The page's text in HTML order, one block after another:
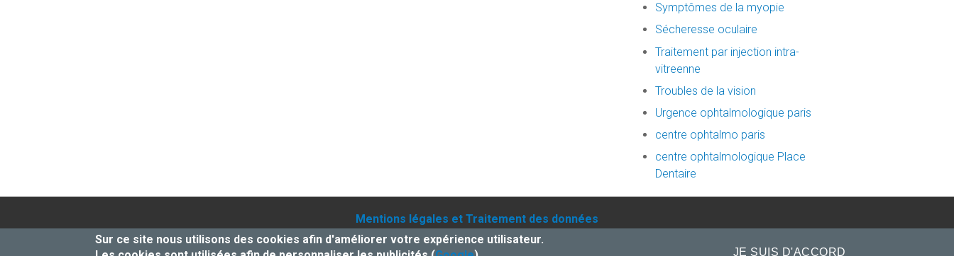
Symptômes de la myopie
Sécheresse oculaire
Traitement par injection intra-
vitreenne
Troubles de la vision
Urgence ophtalmologique paris
centre ophtalmo paris
centre ophtalmologique Place
Dentaire
Mentions légales et Traitement des données
centre dentaire-centre dentaire barbes-ophtalmologue pre saint gervais-
dentaire paris - Le site ophtalmologue a été réalisé par
Sur ce site nous utilisons des cookies afin d'améliorer votre expérience utilisateur.
JE SUIS D'ACCORD